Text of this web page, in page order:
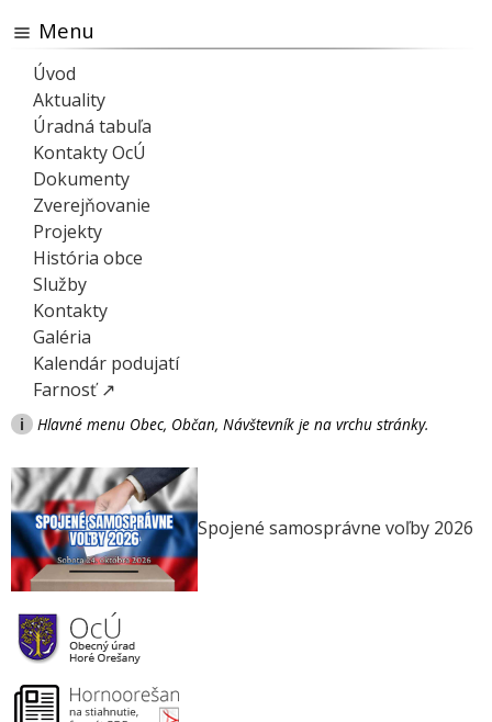
Menu
Úvod
Aktuality
Úradná tabuľa
Kontakty OcÚ
Dokumenty
Zverejňovanie
Projekty
História obce
Služby
Kontakty
Galéria
Kalendár podujatí
Farnosť ↗
i Hlavné menu Obec, Občan, Návštevník je na vrchu stránky.
Spojené samosprávne voľby 2026